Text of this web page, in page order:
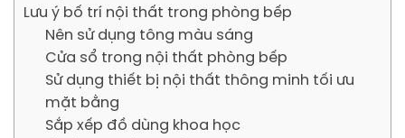
Lưu ý bố trí nội thất trong phòng bếp
Nên sử dụng tông màu sáng
Cửa sổ trong nội thất phòng bếp
Sử dụng thiết bị nội thất thông minh tối ưu
mặt bằng
Sắp xếp đồ dùng khoa học